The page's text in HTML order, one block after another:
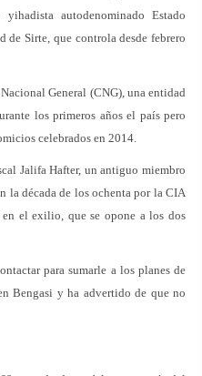
autodenominado Estado
de Sirte, que controla desde febrero
General (CNG), una entidad
los primeros años el país pero
celebrados en 2014.
Jalifa Hafter, un antiguo miembro
la década de los ochenta por la CIA
el exilio, que se opone a los dos
para sumarle a los planes de
Bengasi y ha advertido de que no